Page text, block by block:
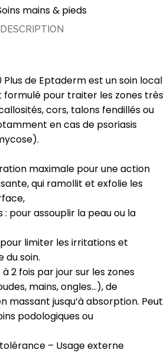
mains & pieds
DESCRIPTION
Plus de Eptaderm est un soin local
formulé pour traiter les zones très
cors, talons fendillés ou
en cas de psoriasis
maximale pour une action
qui ramollit et exfolie les
pour assouplir la peau ou la
limiter les irritations et
soin.
2 fois par jour sur les zones
mains, ongles…), de
massant jusqu’à absorption. Peut
podologiques ou
– Usage externe